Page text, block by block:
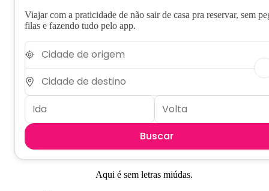
Viajar com a praticidade de não sair de casa pra reservar, sem
filas e fazendo tudo pelo app.
Buscar
Aqui é sem letras miúdas.